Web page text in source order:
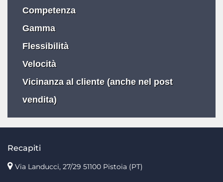
Competenza
Gamma
Flessibilità
Velocità
Vicinanza al cliente (anche nel post
vendita)
Recapiti
Via Landucci, 27/29 51100 Pistoia (PT)